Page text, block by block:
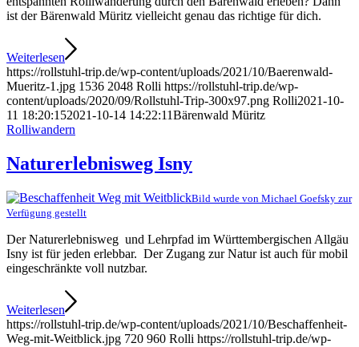
ist der Bärenwald Müritz vielleicht genau das richtige für dich.
Weiterlesen
https://rollstuhl-trip.de/wp-content/uploads/2021/10/Baerenwald-
Mueritz-1.jpg 1536 2048 Rolli https://rollstuhl-trip.de/wp-
content/uploads/2020/09/Rollstuhl-Trip-300x97.png Rolli2021-10-
11 18:20:152021-10-14 14:22:11Bärenwald Müritz
Rolliwandern
Naturerlebnisweg Isny
Bild wurde von Michael Goefsky zur
Verfügung gestellt
Der Naturerlebnisweg und Lehrpfad im Württembergischen Allgäu
Isny ist für jeden erlebbar. Der Zugang zur Natur ist auch für mobil
eingeschränkte voll nutzbar.
Weiterlesen
https://rollstuhl-trip.de/wp-content/uploads/2021/10/Beschaffenheit-
Weg-mit-Weitblick.jpg 720 960 Rolli https://rollstuhl-trip.de/wp-